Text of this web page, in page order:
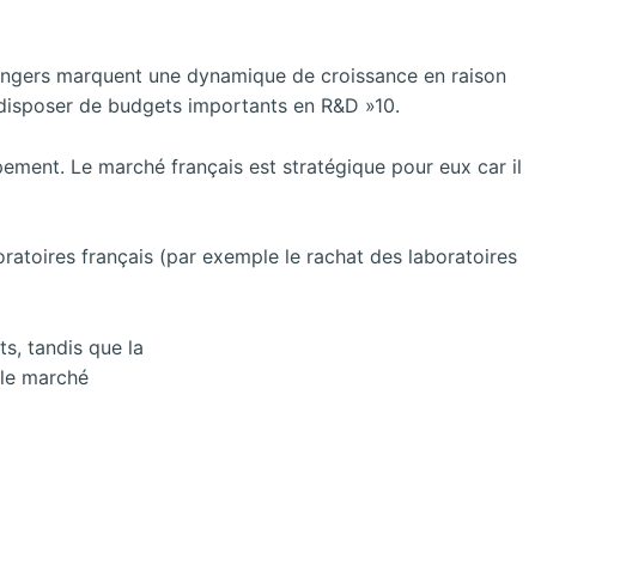
marquent une dynamique de croissance en raison
de budgets importants en R&D »10.
Le marché français est stratégique pour eux car il
français (par exemple le rachat des laboratoires
tandis que la
marché